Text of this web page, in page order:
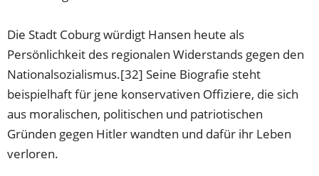
Die Stadt Coburg würdigt Hansen heute als
Persönlichkeit des regionalen Widerstands gegen den
Nationalsozialismus.[32] Seine Biografie steht
beispielhaft für jene konservativen Offiziere, die sich
aus moralischen, politischen und patriotischen
Gründen gegen Hitler wandten und dafür ihr Leben
verloren.